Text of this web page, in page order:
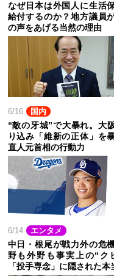
なぜ日本は外国人に生活
給付するのか？地方議員
の声をあげる当然の理由
6/16 国内
“敵の牙城”で大暴れ。大
り込み「維新の正体」を
直人元首相の行動力
6/14 エンタメ
中日・根尾が戦力外の危
野も外野も事実上の“ク
「投手専念」に隠された